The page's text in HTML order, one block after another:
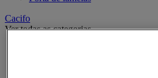
Cacifo
Ver todas as categorias